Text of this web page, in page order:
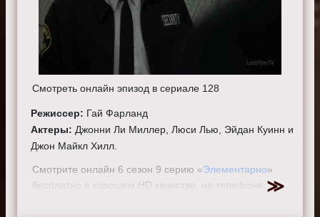
Смотреть онлайн эпизод в сериале 128
Режиссер: Гай Фарланд
Актеры: Джонни Ли Миллер, Люси Лью, Эйдан Куинн и
Джон Майкл Хилл.
Смотрите онлайн 6 сезон 9 серию «Элементарно»
бесплатно в хорошем HD качестве, на телефоне,